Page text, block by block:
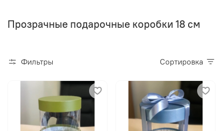
Прозрачные подарочные коробки 18 см
Фильтры Сортировка